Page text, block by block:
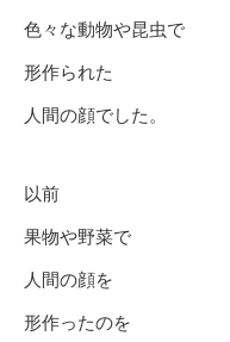
色々な動物や昆虫で
形作られた
人間の顔でした。
以前
果物や野菜で
人間の顔を
形作ったのを